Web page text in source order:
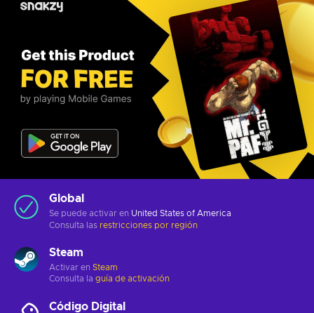
Global
Se puede activar en United States of America
Consulta las restricciones por región
Steam
Activar en Steam
Consulta la guía de activación
Código Digital